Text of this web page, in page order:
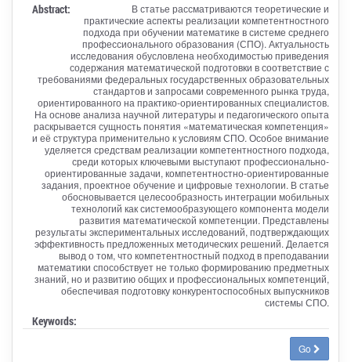
Abstract:
В статье рассматриваются теоретические и
практические аспекты реализации компетентностного
подхода при обучении математике в системе среднего
профессионального образования (СПО). Актуальность
исследования обусловлена необходимостью приведения
содержания математической подготовки в соответствие с
требованиями федеральных государственных образовательных
стандартов и запросами современного рынка труда,
ориентированного на практико-ориентированных специалистов.
На основе анализа научной литературы и педагогического опыта
раскрывается сущность понятия «математическая компетенция»
и её структура применительно к условиям СПО. Особое внимание
уделяется средствам реализации компетентностного подхода,
среди которых ключевыми выступают профессионально-
ориентированные задачи, компетентностно-ориентированные
задания, проектное обучение и цифровые технологии. В статье
обосновывается целесообразность интеграции мобильных
технологий как системообразующего компонента модели
развития математической компетенции. Представлены
результаты экспериментальных исследований, подтверждающих
эффективность предложенных методических решений. Делается
вывод о том, что компетентностный подход в преподавании
математики способствует не только формированию предметных
знаний, но и развитию общих и профессиональных компетенций,
обеспечивая подготовку конкурентоспособных выпускников
системы СПО.
Keywords:
Go